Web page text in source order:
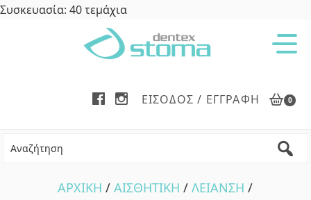
Συσκευασία: 40 τεμάχια
ΕΊΣΟΔΟΣ / ΕΓΓΡΑΦΉ 0
ΑΡΧΙΚΗ /ΑΙΣΘΗΤΙΚΗ /ΛΕΙΑΝΣΗ /